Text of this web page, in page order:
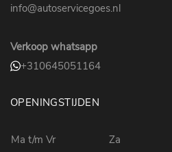
info@autoservicegoes.nl
Verkoop whatsapp
+310645051164
OPENINGSTIJDEN
Ma t/m Vr
Za